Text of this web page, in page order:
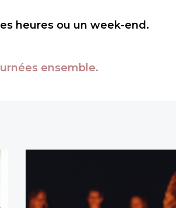
heures ou un week-end.
ensemble.